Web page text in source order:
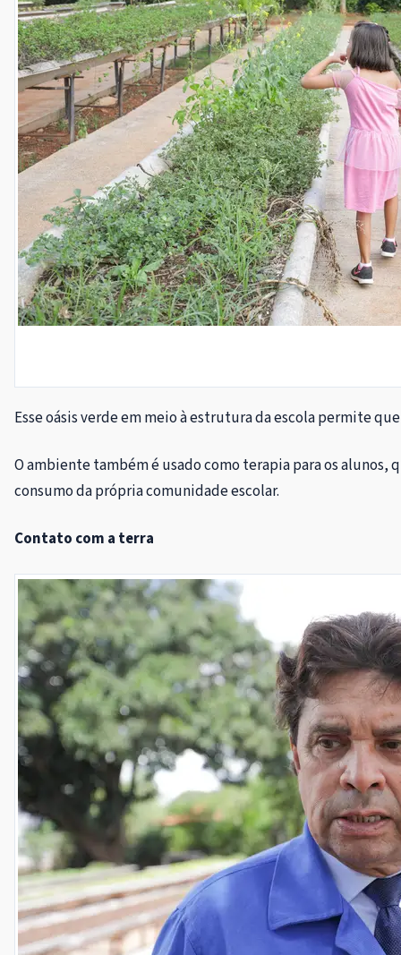
Esse oásis verde em meio à estrutura da escola permite
O ambiente também é usado como terapia para os
consumo da própria comunidade escolar.
Contato com a terra